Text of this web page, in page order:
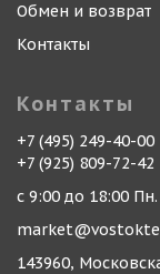
Обмен и возврат
Контакты
Контакты
+7 (495) 249-40-00
+7 (925) 809-72-42
с 9:00 до 18:00
143960,